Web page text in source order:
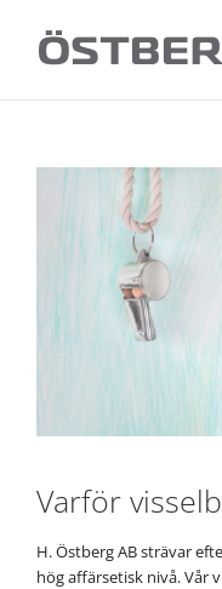
innehållet
Varför
H. Östberg AB strävar
hög affärsetisk nivå. Vår